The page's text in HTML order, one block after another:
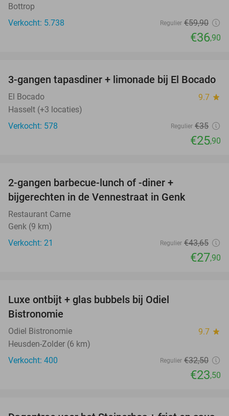
Bottrop
Verkocht: 5.738
Regulier €59,90
€36,90
26%
3-gangen tapasdiner + limonade bij El Bocado
El Bocado 9.7 star
Hasselt (+3 locaties)
Verkocht: 578
Regulier €35
€25,90
2-gangen barbecue-lunch of -diner +
bijgerechten in de Vennestraat in Genk
Restaurant Carne
Genk (9 km)
Verkocht: 21
Regulier €43,65
€27,90
Luxe ontbijt + glas bubbels bij Odiel
Bistronomie
Odiel Bistronomie 9.7 star
Heusden-Zolder (6 km)
Verkocht: 400
Regulier €32,50
€23,50